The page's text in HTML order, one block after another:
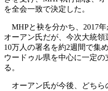
を全会一致で決定した。
MHPと袂を分かち、2017
オーアン氏だが、今次大統
10万人の署名を約2週間で集
ウードゥル県を中心に一定
る。
オーアン氏が今後、どちら